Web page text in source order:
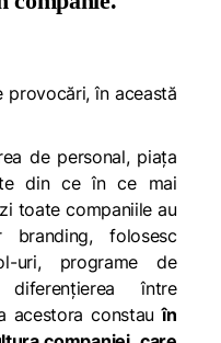
provocări, în această
de personal, piața
din ce în ce mai
toate companiile au
folosesc
uri, programe de
diferențierea între
acestora constauîn